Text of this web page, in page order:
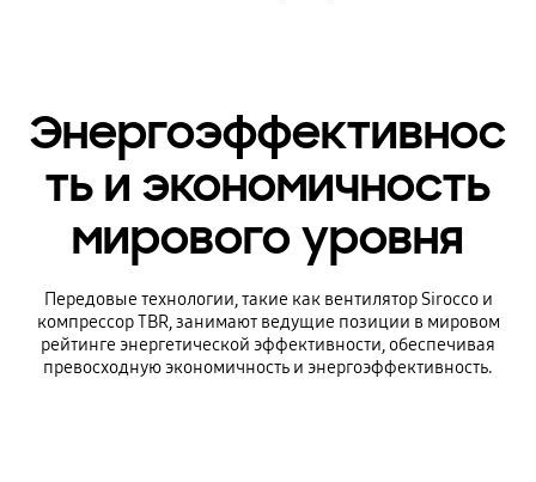
Энергоэффективнос
ть и экономичность
мирового уровня
Передовые технологии, такие как вентилятор Sirocco и
компрессор TBR, занимают ведущие позиции в мировом
рейтинге энергетической эффективности, обеспечивая
превосходную экономичность и энергоэффективность.